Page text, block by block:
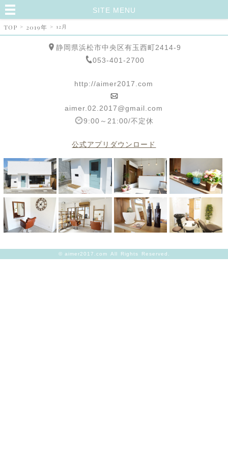
SITE MENU
TOP > 2019年 > 12月
静岡県浜松市中央区有玉西町2414-9
053-401-2700
http://aimer2017.com
aimer.02.2017@gmail.com
9:00～21:00/不定休
公式アプリダウンロード
© aimer2017.com All Rights Reserved.